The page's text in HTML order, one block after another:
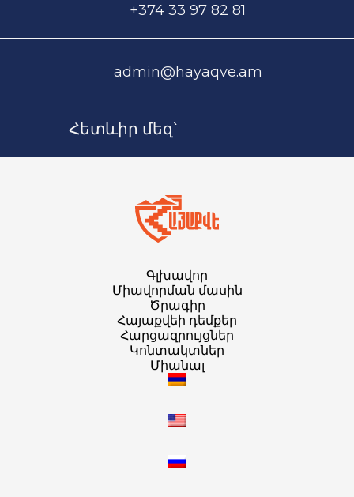
+374 33 97 82 81
admin@hayaqve.am
Հետևիր մեզ՝
Գլխավոր
Միավորման մասին
Ծրագիր
Հայաքվեի դեմքեր
Հարցազրույցներ
Կոնտակտներ
Միանալ